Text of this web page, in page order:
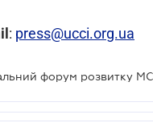
: press@ucci.org.ua